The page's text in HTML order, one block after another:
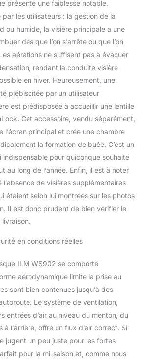
présente une faiblesse notable,
les utilisateurs : la gestion de la
ou humide, la visière principale a une
dès que l’on s’arrête ou que l’on
aérations ne suffisent pas à évacuer
rendant la conduite visière
en hiver. Heureusement, une
plébiscitée par un utilisateur
est prédisposée à accueillir une lentille
Cet accessoire, vendu séparément,
l’écran principal et crée une chambre
la formation de buée. C’est un
indispensable pour quiconque souhaite
au long de l’année. Enfin, il est à noter
l’absence de visières supplémentaires
étaient selon lui montrées sur les photos
Il est donc prudent de bien vérifier le
en conditions réelles
ILM WS902 se comporte
aérodynamique limite la prise au
sont bien contenues jusqu’à des
Le système de ventilation,
entrées d’air au niveau du menton, du
à l’arrière, offre un flux d’air correct. Si
jugent un peu juste pour les fortes
pour la mi-saison et, comme nous